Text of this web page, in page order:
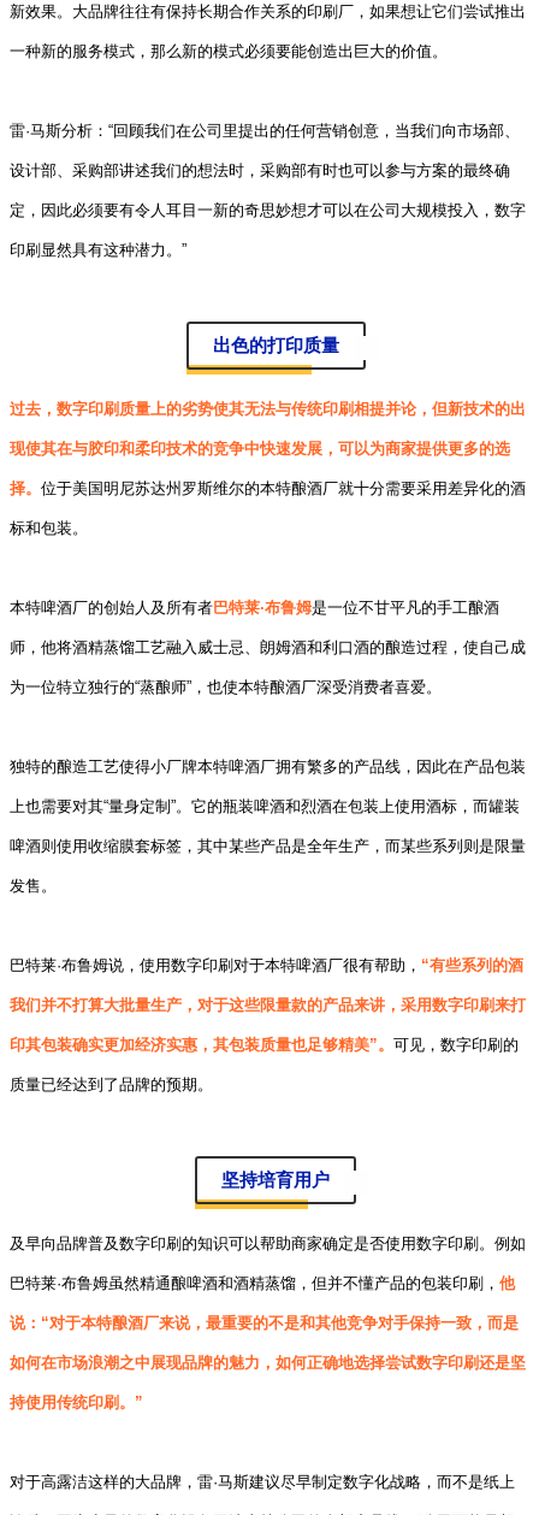
新效果。大品牌往往有保持长期合作关系的印刷厂，如果想让它们尝试推出
一种新的服务模式，那么新的模式必须要能创造出巨大的价值。
雷·马斯分析：“回顾我们在公司里提出的任何营销创意，当我们向市场部、
设计部、采购部讲述我们的想法时，采购部有时也可以参与方案的最终确
定，因此必须要有令人耳目一新的奇思妙想才可以在公司大规模投入，数字
印刷显然具有这种潜力。”
出色的打印质量
过去，数字印刷质量上的劣势使其无法与传统印刷相提并论，但新技术的出
现使其在与胶印和柔印技术的竞争中快速发展，可以为商家提供更多的选
择。 位于美国明尼苏达州罗斯维尔的本特酿酒厂就十分需要采用差异化的酒
标和包装。
本特啤酒厂的创始人及所有者巴特莱·布鲁姆是一位不甘平凡的手工酿酒
师，他将酒精蒸馏工艺融入威士忌、朗姆酒和利口酒的酿造过程，使自己成
为一位特立独行的“蒸酿师”，也使本特酿酒厂深受消费者喜爱。
独特的酿造工艺使得小厂牌本特啤酒厂拥有繁多的产品线，因此在产品包装
上也需要对其“量身定制”。 它的瓶装啤酒和烈酒在包装上使用酒标，而罐装
啤酒则使用收缩膜套标签，其中某些产品是全年生产，而某些系列则是限量
发售。
巴特莱·布鲁姆说，使用数字印刷对于本特啤酒厂很有帮助， “有些系列的酒
我们并不打算大批量生产，对于这些限量款的产品来讲，采用数字印刷来打
印其包装确实更加经济实惠，其包装质量也足够精美”。 可见，数字印刷的
质量已经达到了品牌的预期。
坚持培育用户
及早向品牌普及数字印刷的知识可以帮助商家确定是否使用数字印刷。例如
巴特莱·布鲁姆虽然精通酿啤酒和酒精蒸馏，但并不懂产品的包装印刷， 他
说：“对于本特酿酒厂来说，最重要的不是和其他竞争对手保持一致，而是
如何在市场浪潮之中展现品牌的魅力，如何正确地选择尝试数字印刷还是坚
持使用传统印刷。”
对于高露洁这样的大品牌，雷·马斯建议尽早制定数字化战略，而不是纸上